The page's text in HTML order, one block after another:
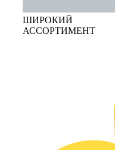
ШИРОКИЙ
АССОРТИМЕНТ